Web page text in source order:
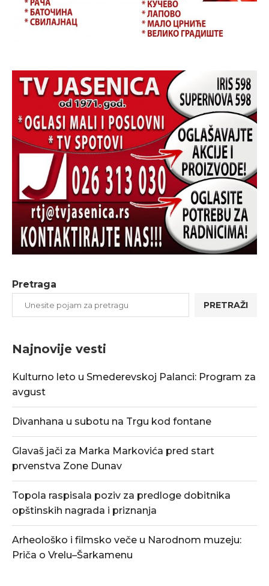
Pretraga
PRETRAŽI
Najnovije vesti
Kulturno leto u Smederevskoj Palanci: Program za
avgust
Divanhana u subotu na Trgu kod fontane
Glavaš jači za Marka Markovića pred start
prvenstva Zone Dunav
Topola raspisala poziv za predloge dobitnika
opštinskih nagrada i priznanja
Arheološko i filmsko veče u Narodnom muzeju:
Priča o Vrelu–Šarkamenu